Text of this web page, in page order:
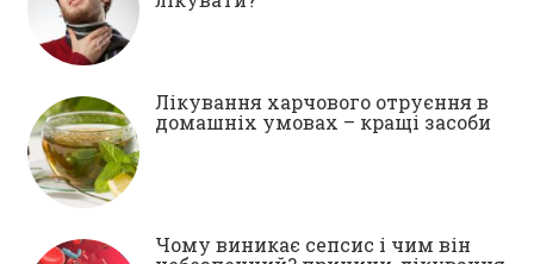
Лікування харчового отруєння в
домашніх умовах – кращі засоби
Чому виникає сепсис і чим він